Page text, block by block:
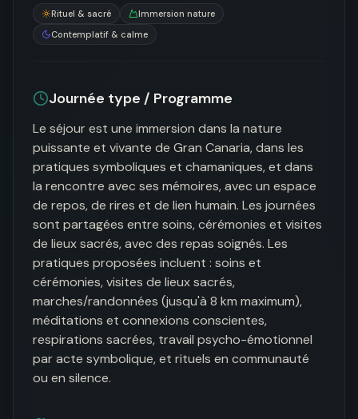
Rituel & sacré
Immersion nature
Contemplatif & calme
Journée type / Programme
Le séjour est une immersion dans la nature
puissante et vivante de Gran Canaria, dans les
pratiques symboliques et chamaniques, et dans
la rencontre avec ses mémoires, avec un espace
de repos, de rires et de lien humain. Les journées
sont partagées entre soins, cérémonies et visites
de lieux sacrés, avec des repas soignés. Les
pratiques proposées incluent : soins et
cérémonies, visites de lieux sacrés,
marches/randonnées (jusqu'à 8 km maximum),
méditations et connexions conscientes,
respirations sacrées, travail psycho-émotionnel
par acte symbolique, et rituels en communauté
ou en silence.